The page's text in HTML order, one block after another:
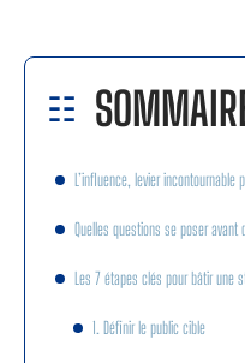
L’influence, levier incontournable
Quelles questions se poser
Les 7 étapes clés pour bâtir une
1. Définir le public cible